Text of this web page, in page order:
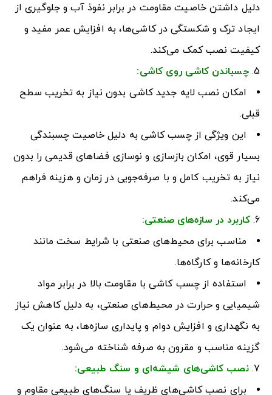
دلیل داشتن خاصیت مقاومت در برابر نفوذ آب و جلوگیری از
ایجاد ترک و شکستگی در کاشی‌ها، به افزایش عمر مفید و
کیفیت نصب کمک می‌کند.
چسباندن کاشی روی کاشی:
امکان نصب لایه جدید کاشی بدون نیاز به تخریب سطح
قبلی.
این ویژگی از چسب کاشی به دلیل خاصیت چسبندگی
بسیار قوی، امکان بازسازی و نوسازی فضاهای قدیمی را بدون
نیاز به تخریب کامل و با صرفه‌جویی در زمان و هزینه فراهم
می‌کند.
کاربرد در سازه‌های صنعتی:
مناسب برای محیط‌های صنعتی با شرایط سخت مانند
کارخانه‌ها و کارگاه‌ها.
استفاده از چسب کاشی با مقاومت بالا در برابر مواد
شیمیایی و حرارت در محیط‌های صنعتی، به دلیل کاهش نیاز
به نگهداری و افزایش دوام و پایداری سازه‌ها، به عنوان یک
گزینه مناسب و مقرون به صرفه شناخته می‌شود.
نصب کاشی‌های شیشه‌ای و سنگ طبیعی:
برای نصب کاشی‌های ظریف یا سنگ‌های طبیعی مقاوم و